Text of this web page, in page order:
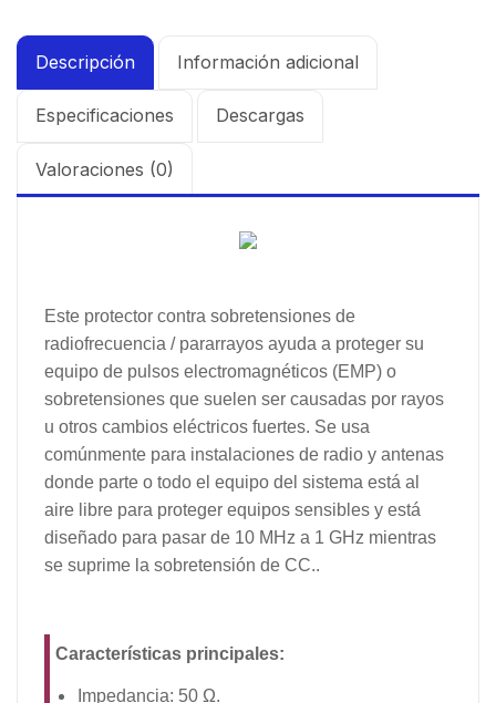
Descripción Información adicional
Especificaciones Descargas
Valoraciones (0)
Este protector contra sobretensiones de
radiofrecuencia / pararrayos ayuda a proteger su
equipo de pulsos electromagnéticos (EMP) o
sobretensiones que suelen ser causadas por rayos
u otros cambios eléctricos fuertes. Se usa
comúnmente para instalaciones de radio y antenas
donde parte o todo el equipo del sistema está al
aire libre para proteger equipos sensibles y está
diseñado para pasar de 10 MHz a 1 GHz mientras
se suprime la sobretensión de CC..
Características principales:
Impedancia: 50 Ω.